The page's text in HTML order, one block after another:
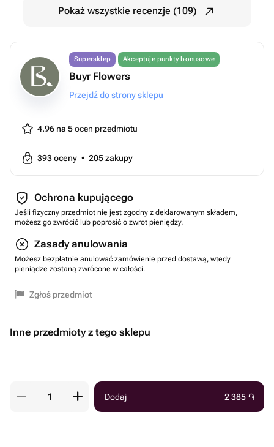
Pokaż wszystkie recenzje (109)
Supersklep Akceptuje punkty bonusowe
Buyr Flowers
Przejdź do strony sklepu
4.96 na 5ocen przedmiotu
393oceny • 205zakupy
Ochrona kupującego
Jeśli fizyczny przedmiot nie jest zgodny z deklarowanym składem,
możesz go zwrócić lub poprosić o zwrot pieniędzy.
Zasady anulowania
Możesz bezpłatnie anulować zamówienie przed dostawą, wtedy
pieniądze zostaną zwrócone w całości.
Zgłoś przedmiot
Inne przedmioty z tego sklepu
Dodaj 2 385 ֏